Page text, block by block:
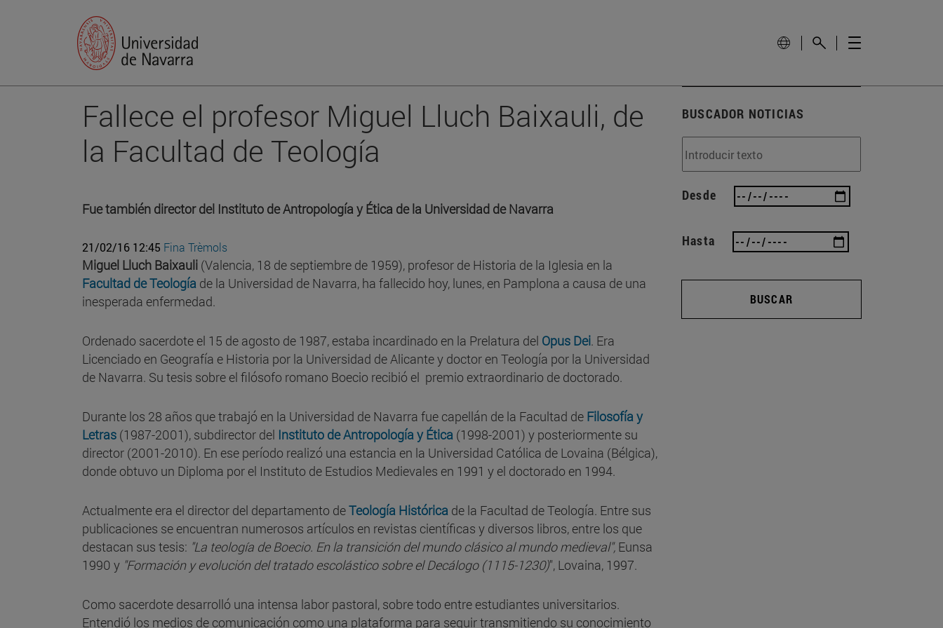
Fallece el profesor Miguel Lluch Baixauli, de
la Facultad de Teología
Fue también director del Instituto de Antropología y Ética de la Universidad de Navarra
21/02/16 12:45 Fina Trèmols
Miguel Lluch Baixauli (Valencia, 18 de septiembre de 1959), profesor de Historia de la Iglesia en la
Facultad de Teología de la Universidad de Navarra, ha fallecido hoy, lunes, en Pamplona a causa de una
inesperada enfermedad.
Ordenado sacerdote el 15 de agosto de 1987, estaba incardinado en la Prelatura del Opus Dei. Era
Licenciado en Geografía e Historia por la Universidad de Alicante y doctor en Teología por la Universidad
de Navarra. Su tesis sobre el filósofo romano Boecio recibió el premio extraordinario de doctorado.
Durante los 28 años que trabajó en la Universidad de Navarra fue capellán de la Facultad de Filosofía y
Letras (1987-2001), subdirector del Instituto de Antropología y Ética (1998-2001) y posteriormente su
director (2001-2010). En ese período realizó una estancia en la Universidad Católica de Lovaina (Bélgica),
donde obtuvo un Diploma por el Instituto de Estudios Medievales en 1991 y el doctorado en 1994.
Actualmente era el director del departamento deTeología Histórica de la Facultad de Teología. Entre sus
publicaciones se encuentran numerosos artículos en revistas científicas y diversos libros, entre los que
destacan sus tesis: "La teología de Boecio. En la transición del mundo clásico al mundo medieval", Eunsa
1990 y "Formación y evolución del tratado escolástico sobre el Decálogo (1115-1230)", Lovaina, 1997.
Como sacerdote desarrolló una intensa labor pastoral, sobre todo entre estudiantes universitarios.
Entendió los medios de comunicación como una plataforma para seguir transmitiendo su conocimiento
BUSCADOR NOTICIAS
Desde
Hasta
BUSCAR